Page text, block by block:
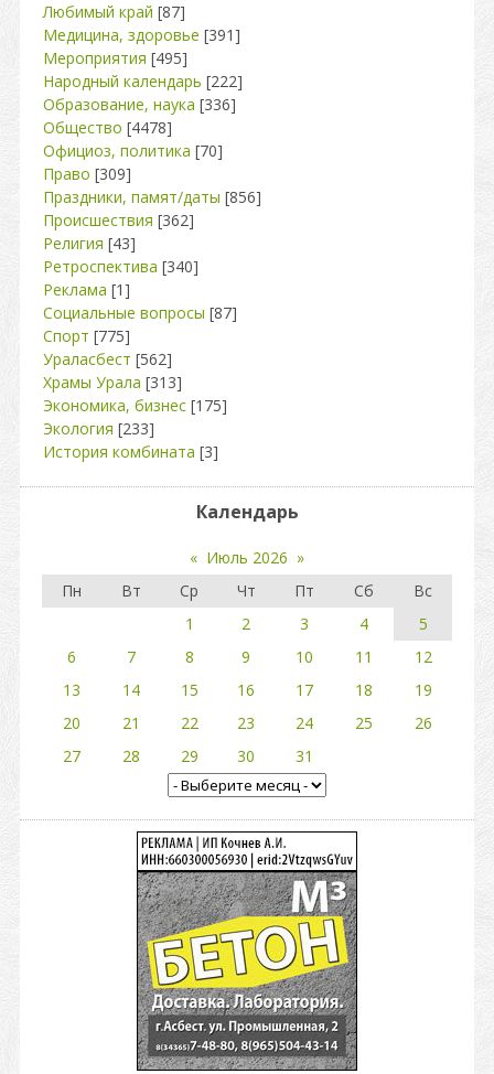
Любимый край [87]
Медицина, здоровье [391]
Мероприятия [495]
Народный календарь [222]
Образование, наука [336]
Общество [4478]
Официоз, политика [70]
Право [309]
Праздники, памят/даты [856]
Происшествия [362]
Религия [43]
Ретроспектива [340]
Реклама [1]
Социальные вопросы [87]
Спорт [775]
Ураласбест [562]
Храмы Урала [313]
Экономика, бизнес [175]
Экология [233]
История комбината [3]
Календарь
« Июль 2026 »
Пн
Вт Ср Чт Пт Сб
Вс
1
2 3 4
5
6
7 8 9 10 11
12
13
14 15 16 17 18
19
20
21 22 23 24 25
26
27
28 29 30 31